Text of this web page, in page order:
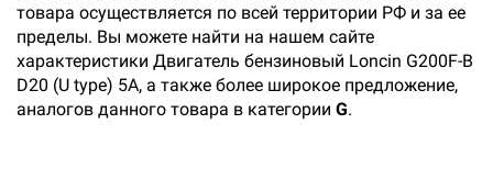
товара осуществляется по всей территории РФ и за ее
пределы. Вы можете найти на нашем сайте
характеристики Двигатель бензиновый Loncin G200F-B
D20 (U type) 5А, а также более широкое предложение,
аналогов данного товара в категории G.